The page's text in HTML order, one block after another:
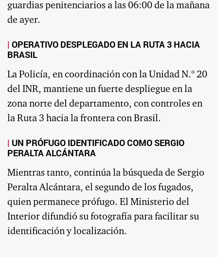
guardias penitenciarios a las 06:00 de la mañana
de ayer.
OPERATIVO DESPLEGADO EN LA RUTA 3 HACIA
BRASIL
La Policía, en coordinación con la Unidad N.º 20
del INR, mantiene un fuerte despliegue en la
zona norte del departamento, con controles en
la Ruta 3 hacia la frontera con Brasil.
UN PRÓFUGO IDENTIFICADO COMO SERGIO
PERALTA ALCÁNTARA
Mientras tanto, continúa la búsqueda de Sergio
Peralta Alcántara, el segundo de los fugados,
quien permanece prófugo. El Ministerio del
Interior difundió su fotografía para facilitar su
identificación y localización.